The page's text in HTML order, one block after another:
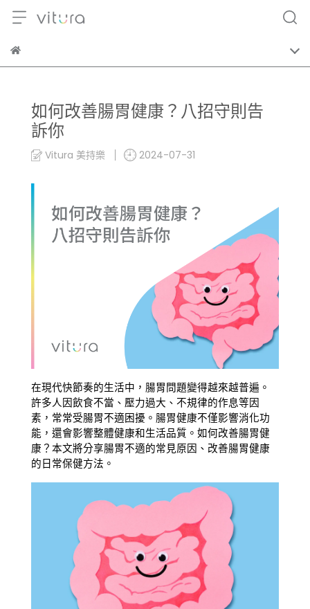
如何改善腸胃健康？八招守則告
訴你
Vitura 美持樂 2024-07-31
在現代快節奏的生活中，腸胃問題變得越來越普遍。
許多人因飲食不當、壓力過大、不規律的作息等因
素，常常受腸胃不適困擾。腸胃健康不僅影響消化功
能，還會影響整體健康和生活品質。如何改善腸胃健
康？本文將分享腸胃不適的常見原因、改善腸胃健康
的日常保健方法。